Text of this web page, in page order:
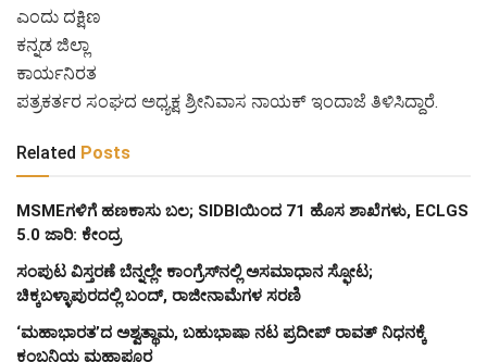
ಎಂದು ದಕ್ಷಿಣ
ಕನ್ನಡ ಜಿಲ್ಲಾ
ಕಾರ್ಯನಿರತ
ಪತ್ರಕರ್ತರ ಸಂಘದ ಅಧ್ಯಕ್ಷ ಶ್ರೀನಿವಾಸ ನಾಯಕ್ ಇಂದಾಜೆ ತಿಳಿಸಿದ್ದಾರೆ.
Related Posts
MSMEಗಳಿಗೆ ಹಣಕಾಸು ಬಲ; SIDBIಯಿಂದ 71 ಹೊಸ ಶಾಖೆಗಳು, ECLGS
5.0 ಜಾರಿ: ಕೇಂದ್ರ
ಸಂಪುಟ ವಿಸ್ತರಣೆ ಬೆನ್ನಲ್ಲೇ ಕಾಂಗ್ರೆಸ್‌ನಲ್ಲಿ ಅಸಮಾಧಾನ ಸ್ಫೋಟ;
ಚಿಕ್ಕಬಳ್ಳಾಪುರದಲ್ಲಿ ಬಂದ್, ರಾಜೀನಾಮೆಗಳ ಸರಣಿ
‘ಮಹಾಭಾರತ’ದ ಅಶ್ವತ್ಥಾಮ, ಬಹುಭಾಷಾ ನಟ ಪ್ರದೀಪ್ ರಾವತ್ ನಿಧನಕ್ಕೆ
ಕಂಬನಿಯ ಮಹಾಪೂರ